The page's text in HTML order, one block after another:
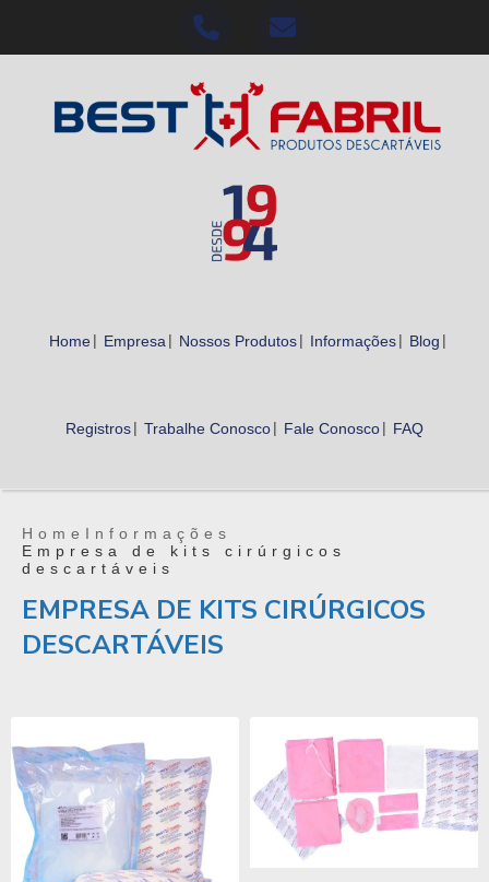
Home Empresa Nossos Produtos Informações Blog
Registros Trabalhe Conosco Fale Conosco FAQ
Home Informações
Empresa de kits cirúrgicos
descartáveis
EMPRESA DE KITS CIRÚRGICOS
DESCARTÁVEIS